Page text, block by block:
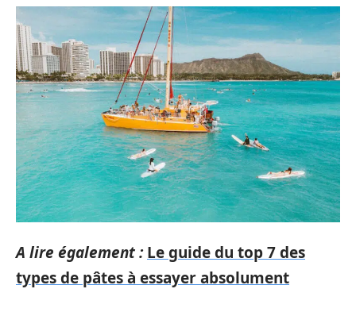
A lire également : Le guide du top 7 des
types de pâtes à essayer absolument